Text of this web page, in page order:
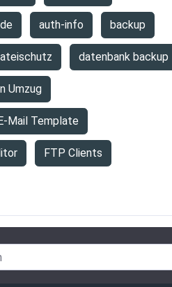
auth-info backup
datenbank backup
Umzug
Mail Template
FTP Clients